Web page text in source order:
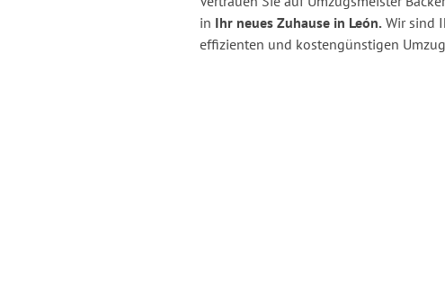
in Ihr neues Zuhause in León. Wir sind
effizienten und kostengünstigen